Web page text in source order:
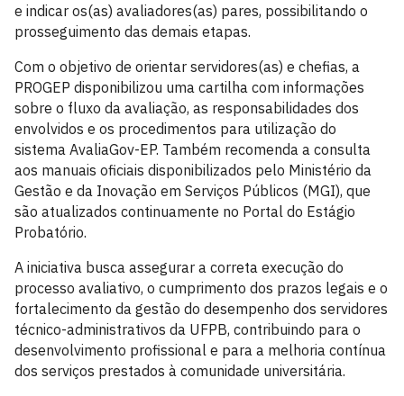
e indicar os(as) avaliadores(as) pares, possibilitando o
prosseguimento das demais etapas.
Com o objetivo de orientar servidores(as) e chefias, a
PROGEP disponibilizou uma cartilha com informações
sobre o fluxo da avaliação, as responsabilidades dos
envolvidos e os procedimentos para utilização do
sistema AvaliaGov-EP. Também recomenda a consulta
aos manuais oficiais disponibilizados pelo Ministério da
Gestão e da Inovação em Serviços Públicos (MGI), que
são atualizados continuamente no Portal do Estágio
Probatório.
A iniciativa busca assegurar a correta execução do
processo avaliativo, o cumprimento dos prazos legais e o
fortalecimento da gestão do desempenho dos servidores
técnico-administrativos da UFPB, contribuindo para o
desenvolvimento profissional e para a melhoria contínua
dos serviços prestados à comunidade universitária.